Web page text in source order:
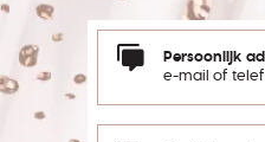
Persoonlijk
e-mail of